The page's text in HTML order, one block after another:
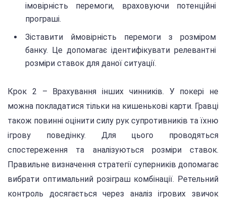
імовірність перемоги, враховуючи потенційні
програші.
Зіставити ймовірність перемоги з розміром
банку. Це допомагає ідентифікувати релевантні
розміри ставок для даної ситуації.
Крок 2 – Врахування інших чинників. У покері не
можна покладатися тільки на кишенькові карти. Гравці
також повинні оцінити силу рук супротивників та їхню
ігрову поведінку. Для цього проводяться
спостереження та аналізуються розміри ставок.
Правильне визначення стратегії суперників допомагає
вибрати оптимальний розіграш комбінації. Ретельний
контроль досягається через аналіз ігрових звичок